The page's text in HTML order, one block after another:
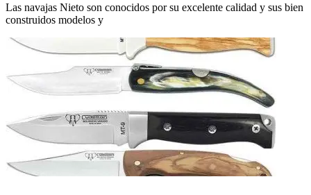
Las navajas Nieto son conocidos por su excelente calidad y sus bien
construidos modelos y